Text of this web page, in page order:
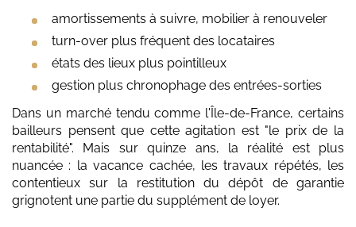
amortissements à suivre, mobilier à renouveler
turn-over plus fréquent des locataires
états des lieux plus pointilleux
gestion plus chronophage des entrées-sorties
Dans un marché tendu comme l'Île-de-France, certains
bailleurs pensent que cette agitation est "le prix de la
rentabilité". Mais sur quinze ans, la réalité est plus
nuancée : la vacance cachée, les travaux répétés, les
contentieux sur la restitution du dépôt de garantie
grignotent une partie du supplément de loyer.